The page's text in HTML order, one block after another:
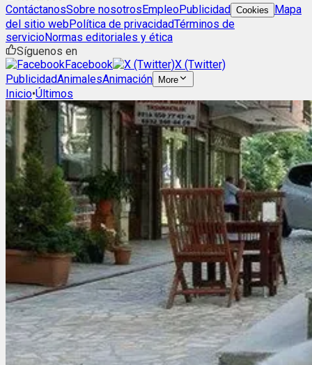
ContáctanosSobre nosotrosEmpleoPublicidad Cookies
Mapa
del sitio webPolítica de privacidadTérminos de
servicioNormas editoriales y ética
Síguenos en
Facebook
X (Twitter)
PublicidadAnimalesAnimación More
Inicio•Últimos